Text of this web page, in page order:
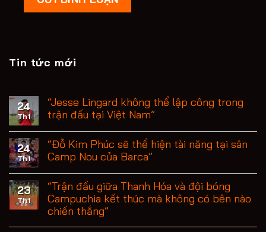
Tin tức mới
24
Th1
“Jesse Lingard không thể lập công trong
trận đấu tại Việt Nam”
24
Th1
“Đỗ Kim Phúc sẽ thể hiện tài năng tại sân
Camp Nou của Barca”
23
Th1
“Trận đấu giữa Thanh Hóa và đội bóng
Campuchia kết thúc mà không có bên nào
chiến thắng”